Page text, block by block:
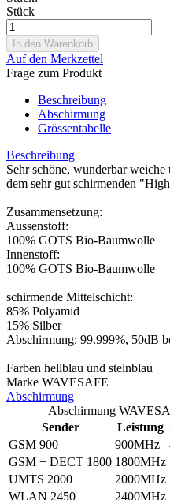
Stück
Auf den Merkzettel
Frage zum Produkt
Beschreibung
Abschirmung
Grössentabelle
Beschreibung
Sehr schöne, wunderbar
dem sehr gut schirmenden
Zusammensetzung:
Aussenstoff:
100% GOTS Bio-Baumwolle
Innenstoff:
100% GOTS Bio-Baumwolle
schirmende Mittelschicht:
85% Polyamid
15% Silber
Abschirmung: 99.999%, 50dB
Farben hellblau und steinblau
Marke WAVESAFE
Abschirmung
Abschirmung
Sender
Leistung
GSM 900
900MHz
GSM + DECT 1800 1800MHz
UMTS 2000
2000MHz
WLAN 2450
2400MHz